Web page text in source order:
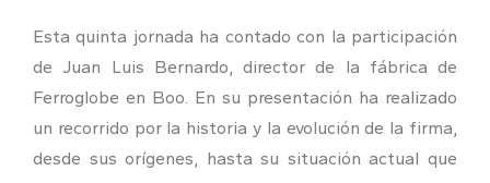
Esta quinta jornada ha contado con la participación
de Juan Luis Bernardo, director de la fábrica de
Ferroglobe en Boo. En su presentación ha realizado
un recorrido por la historia y la evolución de la firma,
desde sus orígenes, hasta su situación actual que